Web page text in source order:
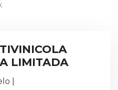
LIMITADA
|